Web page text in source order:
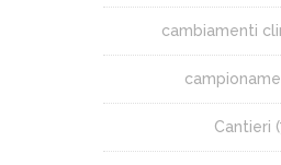
cambiamenti
Cantieri